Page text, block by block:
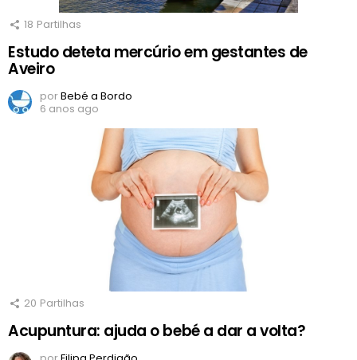
18 Partilhas
Estudo deteta mercúrio em gestantes de
Aveiro
porBebé a Bordo
6 anos ago
20 Partilhas
Acupuntura: ajuda o bebé a dar a volta?